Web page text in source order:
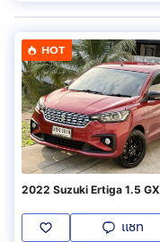
HOT
2022 Suzuki Ertiga 1.5 GX
แชท